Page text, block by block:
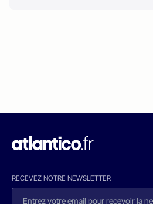
RECEVEZ NOTRE NEWSLETTER